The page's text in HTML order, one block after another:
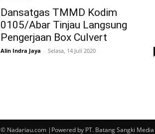
Dansatgas TMMD Kodim
0105/Abar Tinjau Langsung
Pengerjaan Box Culvert
Alin Indra Jaya - Selasa, 14 Juli 2020
© Nadariau.com |Powered by PT. Batang Sangki Media